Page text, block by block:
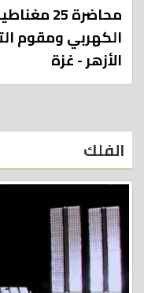
محاضرة
الكهربي ومقوم
الأزهر - غزة
الفلك